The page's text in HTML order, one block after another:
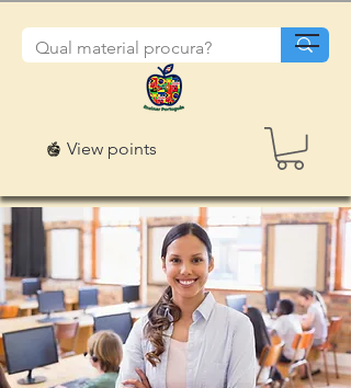
View points